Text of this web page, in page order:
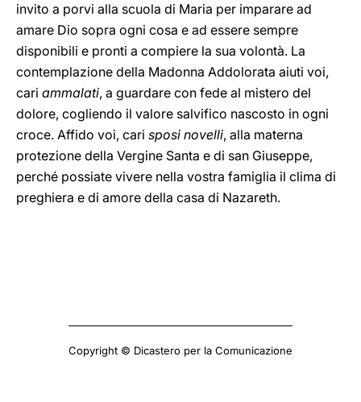
invito a porvi alla scuola di Maria per imparare ad
amare Dio sopra ogni cosa e ad essere sempre
disponibili e pronti a compiere la sua volontà. La
contemplazione della Madonna Addolorata aiuti voi,
cari ammalati, a guardare con fede al mistero del
dolore, cogliendo il valore salvifico nascosto in ogni
croce. Affido voi, cari sposi novelli, alla materna
protezione della Vergine Santa e di san Giuseppe,
perché possiate vivere nella vostra famiglia il clima di
preghiera e di amore della casa di Nazareth.
Copyright © Dicastero per la Comunicazione